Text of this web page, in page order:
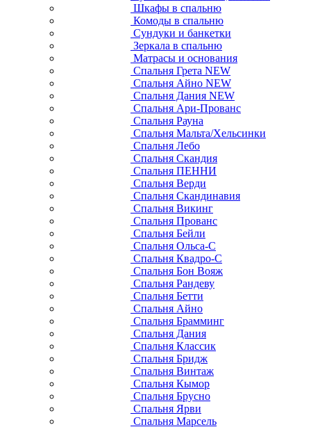
Шкафы в спальню
Комоды в спальню
Сундуки и банкетки
Зеркала в спальню
Матрасы и основания
Спальня Грета NEW
Спальня Айно NEW
Спальня Дания NEW
Спальня Ари-Прованс
Спальня Рауна
Спальня Мальта/Хельсинки
Спальня Лебо
Спальня Скандия
Спальня ПЕННИ
Спальня Верди
Спальня Скандинавия
Спальня Викинг
Спальня Прованс
Спальня Бейли
Спальня Ольса-С
Спальня Квадро-С
Спальня Бон Вояж
Спальня Рандеву
Спальня Бетти
Спальня Айно
Спальня Брамминг
Спальня Дания
Спальня Классик
Спальня Бридж
Спальня Винтаж
Спальня Кымор
Спальня Брусно
Спальня Ярви
Спальня Марсель